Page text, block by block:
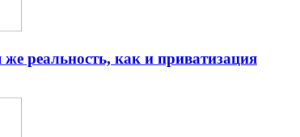
реальность, как и приватизация